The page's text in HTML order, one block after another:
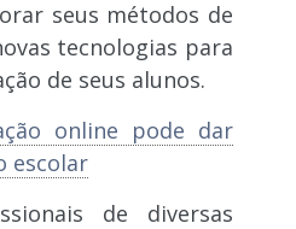
seus métodos de
tecnologias para
de seus alunos.
online pode dar
escolar
de diversas